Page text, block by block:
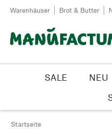
Zum Inhalt springen
Warenhäuser Brot & Butter
SALE NEU
Startseite